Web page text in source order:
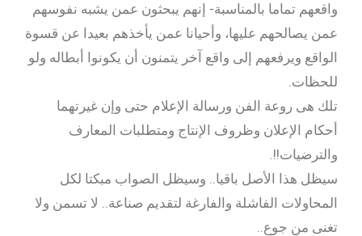
واقعهم تماما بالمناسبة- إنهم يبحثون عمن يشبه نفوسهم
عمن يصالحهم عليها، وأحيانا عمن يأخذهم بعيدا عن قسوة
الواقع ويرفعهم إلى واقع آخر يتمنون أن يكونوا أبطاله ولو
للحظات.
تلك هى روعة الفن ورسالة الإعلام حتى وإن غيرتهما
أحكام الإعلان وظروف الإنتاج ومتطلبات المعارف
والترضيات!!.
سيظل هذا الأصل باقيا.. وسيظل الصواب مبكتا لكل
المحاولات الفاشلة والفارغة لتقديم صناعة.. لا تسمن ولا
تغنى من جوع..